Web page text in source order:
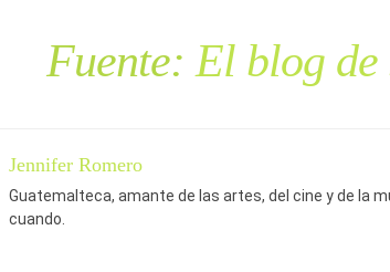
Fuente: El blog
Jennifer Romero
Guatemalteca, amante de las artes, del cine y de la
cuando.